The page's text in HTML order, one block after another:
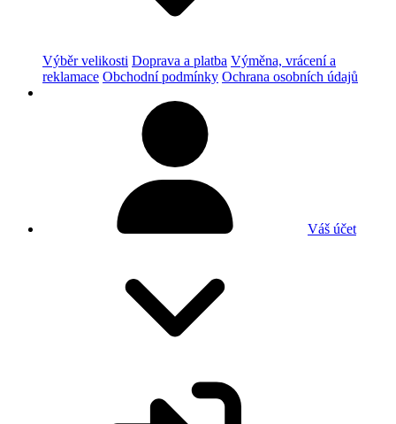
Výběr velikosti Doprava a platba Výměna, vrácení a
reklamace Obchodní podmínky Ochrana osobních údajů
Váš účet